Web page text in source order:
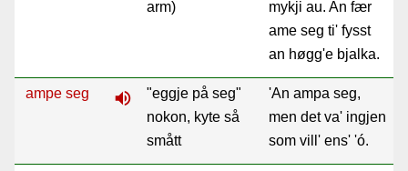
arm)
mykji au. An fær
ame seg ti' fysst
an høgg'e bjalka.
ampe seg volume_up
"eggje på seg"
nokon, kyte så
smått
'An ampa seg,
men det va' ingjen
som vill' ens' 'ó.